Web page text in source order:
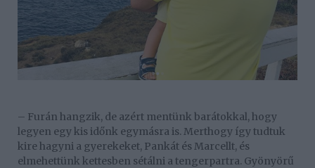
– Furán hangzik, de azért mentünk barátokkal, hogy
legyen egy kis időnk egymásra is. Merthogy így tudtuk
kire hagyni a gyerekeket, Pankát és Marcellt, és
elmehettünk kettesben sétálni a tengerpartra. Gyönyörű